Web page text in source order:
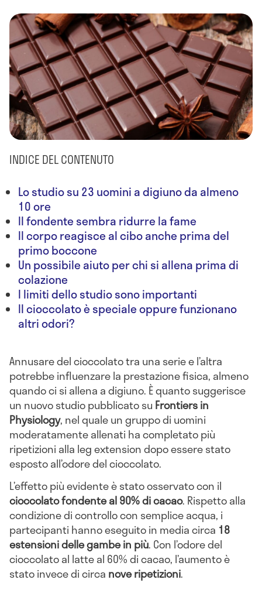
INDICE DEL CONTENUTO
Lo studio su 23 uomini a digiuno da almeno
10 ore
Il fondente sembra ridurre la fame
Il corpo reagisce al cibo anche prima del
primo boccone
Un possibile aiuto per chi si allena prima di
colazione
I limiti dello studio sono importanti
Il cioccolato è speciale oppure funzionano
altri odori?
Annusare del cioccolato tra una serie e l’altra
potrebbe influenzare la prestazione fisica, almeno
quando ci si allena a digiuno. È quanto suggerisce
un nuovo studio pubblicato su Frontiers in
Physiology, nel quale un gruppo di uomini
moderatamente allenati ha completato più
ripetizioni alla leg extension dopo essere stato
esposto all’odore del cioccolato.
L’effetto più evidente è stato osservato con il
cioccolato fondente al 90% di cacao. Rispetto alla
condizione di controllo con semplice acqua, i
partecipanti hanno eseguito in media circa 18
estensioni delle gambe in più. Con l’odore del
cioccolato al latte al 60% di cacao, l’aumento è
stato invece di circa nove ripetizioni.